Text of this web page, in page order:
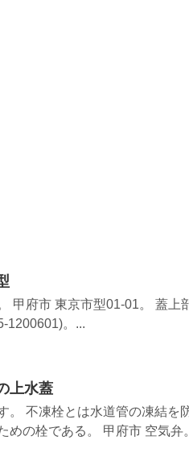
甲府市 東京市型01-01。 蓋上
1200601)。...
上水蓋
。 不凍栓とは水道管の凍結を
めの栓である。 甲府市 空気弁